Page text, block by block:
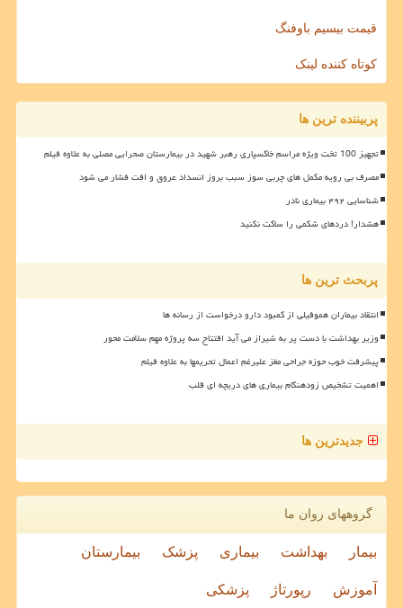
قیمت بیسیم باوفنگ
کوتاه کننده لینک
پربیننده ترین ها
تجهیز 100 تخت ویژه مراسم خاکسپاری رهبر شهید در بیمارستان صحرایی مصلی به علاوه فیلم
مصرف بی رویه مکمل های چربی سوز سبب بروز انسداد عروق و افت فشار می شود
شناسایی ۴۹۲ بیماری نادر
هشدار! دردهای شکمی را ساکت نکنید
پربحث ترین ها
انتقاد بیماران هموفیلی از کمبود دارو درخواست از رسانه ها
وزیر بهداشت با دست پر به شیراز می آید افتتاح سه پروژه مهم سلامت محور
پیشرفت خوب حوزه جراحی مغز علیرغم اعمال تحریمها به علاوه فیلم
اهمیت تشخیص زودهنگام بیماری های دریچه ای قلب
جدیدترین ها
گروههای روان ما
بیمار بهداشت بیماری پزشک بیمارستان
آموزش رپورتاژ پزشکی